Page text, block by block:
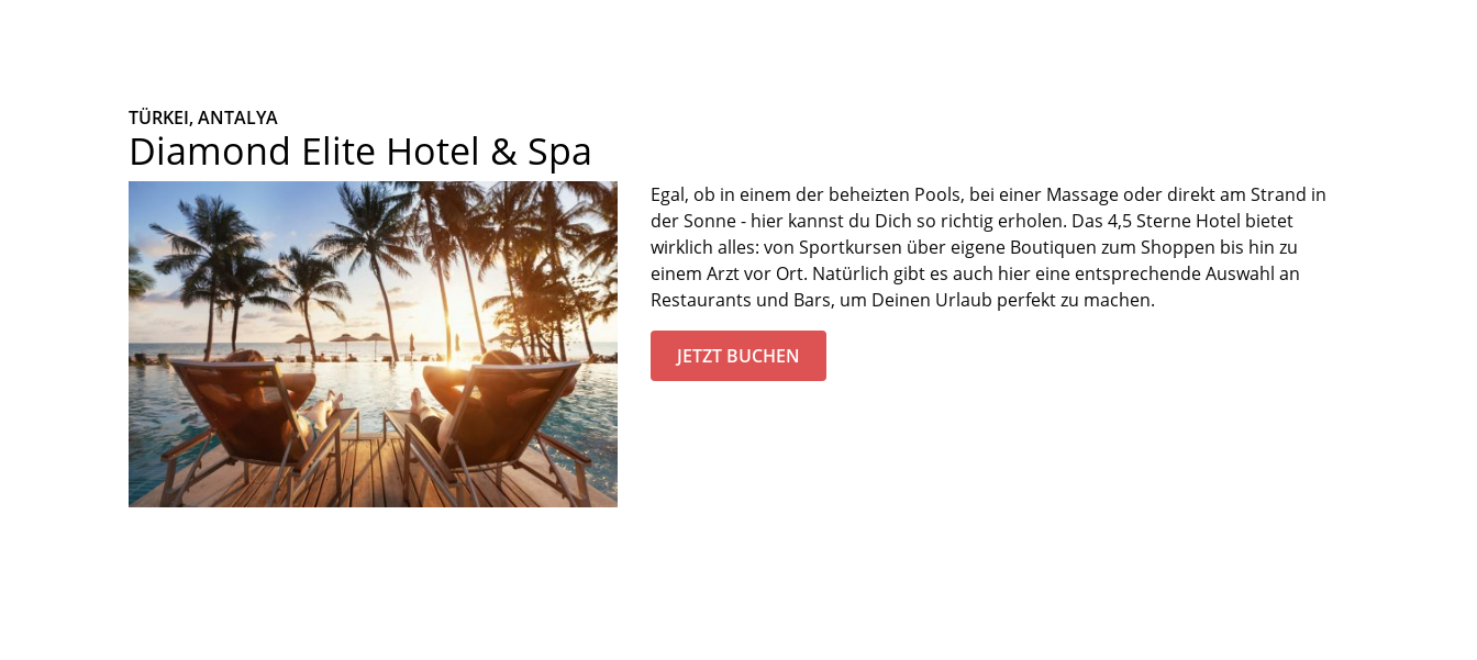
TÜRKEI, ANTALYA
Diamond Elite Hotel & Spa
Egal, ob in einem der beheizten Pools, bei einer Massage oder direkt am Strand in
der Sonne- hier kannst du Dich so richtig erholen. Das 4,5Sterne Hotel bietet
wirklich alles: von Sportkursen über eigene Boutiquen zum Shoppen bis hin zu
einem Arzt vor Ort. Natürlich gibt es auch hier eine entsprechende Auswahl an
Restaurants und Bars, um Deinen Urlaub perfekt zu machen.
JETZT BUCHEN